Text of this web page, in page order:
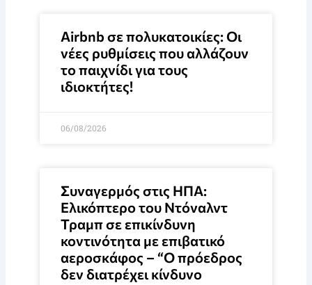
Airbnb σε πολυκατοικίες: Οι
νέες ρυθμίσεις που αλλάζουν
το παιχνίδι για τους
ιδιοκτήτες!
06/08/2026
Συναγερμός στις ΗΠΑ:
Ελικόπτερο του Ντόναλντ
Τραμπ σε επικίνδυνη
κοντινότητα με επιβατικό
αεροσκάφος – “Ο πρόεδρος
δεν διατρέχει κίνδυνο